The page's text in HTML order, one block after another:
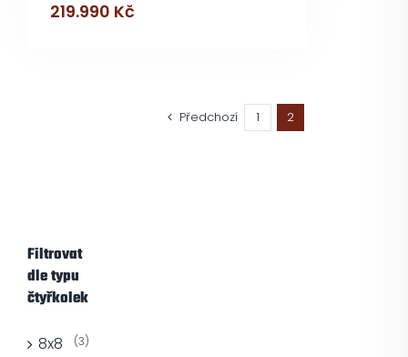
219.990 Kč
Předchozí 1 2
Filtrovat
dle typu
čtyřkolek
8x8 (3)